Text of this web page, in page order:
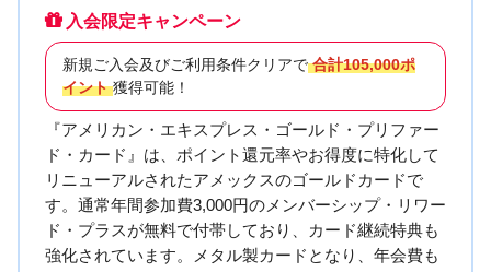
入会限定キャンペーン
新規ご入会及びご利用条件クリアで 合計105,000ポ
イント 獲得可能！
『アメリカン・エキスプレス・ゴールド・プリファー
ド・カード』は、ポイント還元率やお得度に特化して
リニューアルされたアメックスのゴールドカードで
す。通常年間参加費3,000円のメンバーシップ・リワー
ド・プラスが無料で付帯しており、カード継続特典も
強化されています。メタル製カードとなり、年会費も